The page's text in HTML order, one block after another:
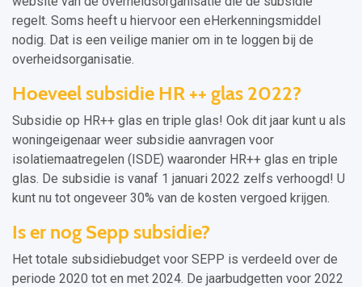
regelt. Soms heeft u hiervoor een eHerkenningsmiddel
nodig. Dat is een veilige manier om in te loggen bij de
overheidsorganisatie.
Hoeveel subsidie HR ++ glas 2022?
Subsidie op HR++ glas en triple glas! Ook dit jaar kunt u als
woningeigenaar weer subsidie aanvragen voor
isolatiemaatregelen (ISDE) waaronder HR++ glas en triple
glas. De subsidie is vanaf 1 januari 2022 zelfs verhoogd! U
kunt nu tot ongeveer 30% van de kosten vergoed krijgen.
Is er nog Sepp subsidie?
Het totale subsidiebudget voor SEPP is verdeeld over de
periode 2020 tot en met 2024. De jaarbudgetten voor 2022